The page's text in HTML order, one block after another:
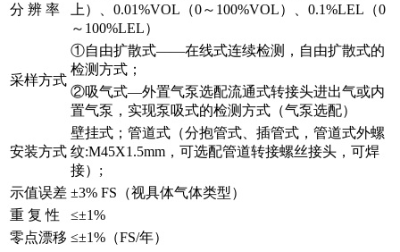
分 辨 率
上）、0.01%VOL（0～100%VOL）、0.1%LEL（0
～100%LEL）
采样方式
①自由扩散式——在线式连续检测，自由扩散式的
检测方式；
②吸气式—外置气泵选配流通式转接头进出气或内
置气泵，实现泵吸式的检测方式（气泵选配）
安装方式
壁挂式；管道式（分抱管式、插管式，管道式外螺
纹:M45X1.5mm，可选配管道转接螺丝接头，可焊
接）;
示值误差 ±3% FS（视具体气体类型）
重 复 性
≤±1%
零点漂移 ≤±1%（FS/年）